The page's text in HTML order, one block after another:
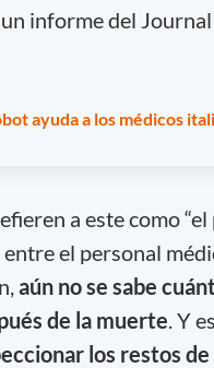
informe del
ayuda a los médicos
a este como
el personal
aún no se sabe
de la muerte . Y
los restos de